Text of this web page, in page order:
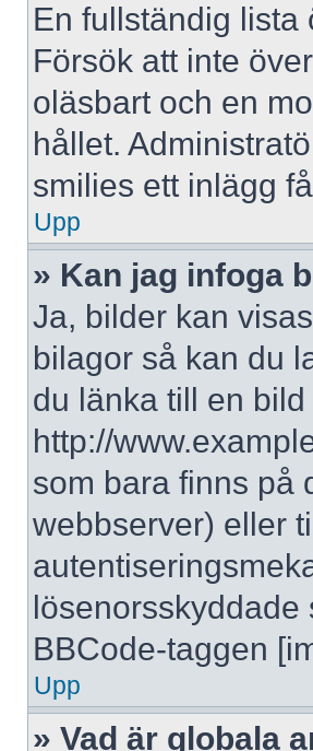
En fullständig
Försök att inte
oläsbart och en
hållet.
smilies ett inlägg
Upp
» Kan jag infoga
Ja, bilder kan
bilagor så kan du
du länka till en
http://
som bara finns på
webbserver) eller
lösenorsskyddade
BBCode-taggen
Upp
» Vad är globala